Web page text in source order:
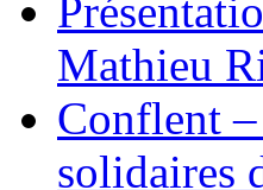
Mathieu
Conflent –
solidaires